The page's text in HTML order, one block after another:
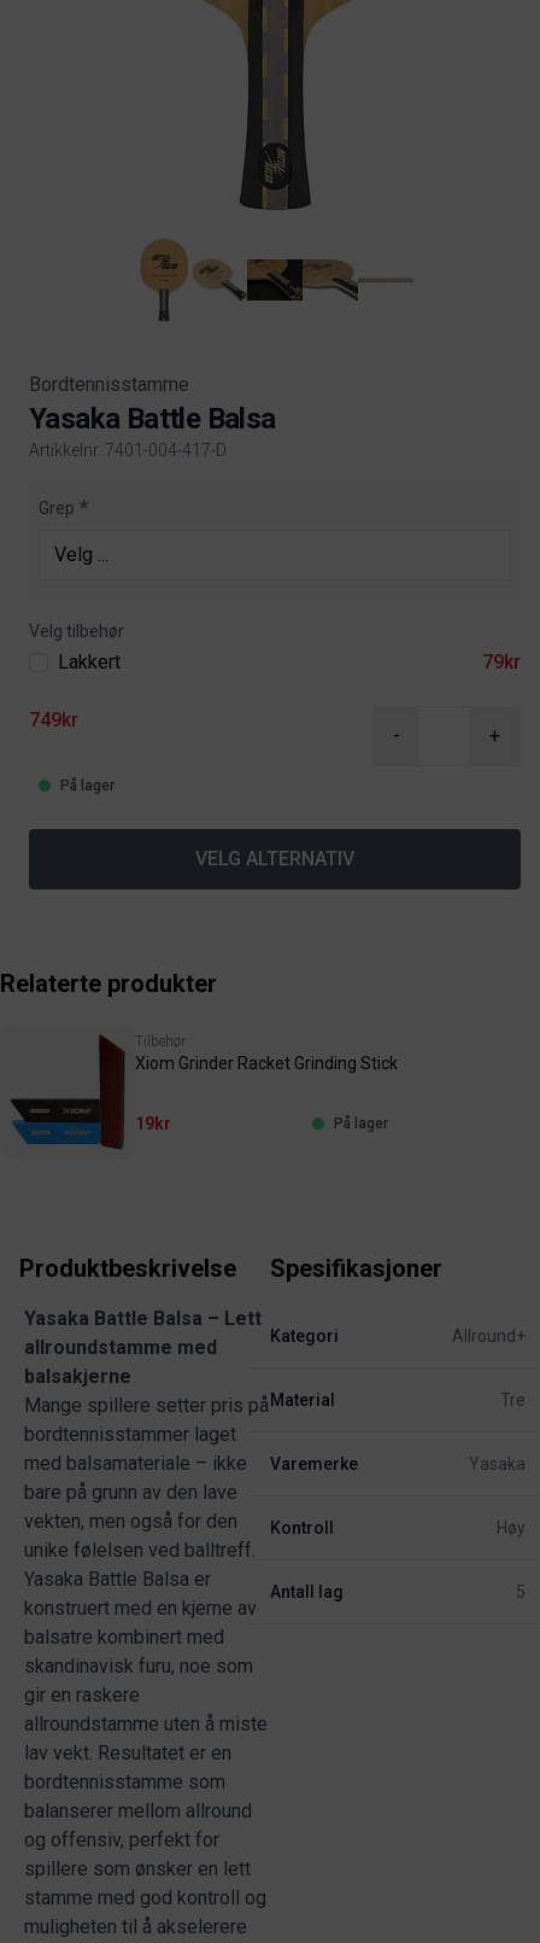
Bordtennisstamme
Yasaka Battle Balsa
Artikkelnr. 7401-004-417-D
Product information
Grep
Velg tilbehør
Lakkert 79kr
749kr
- +
På lager
VELG ALTERNATIV
Relaterte produkter
Tilbehør
Xiom Grinder Racket Grinding Stick
19kr På lager
Produktbeskrivelse
Yasaka Battle Balsa – Lett
allroundstamme med
balsakjerne
Mange spillere setter pris på
bordtennisstammer laget
med balsamateriale – ikke
bare på grunn av den lave
vekten, men også for den
unike følelsen ved balltreff.
Yasaka Battle Balsa er
konstruert med en kjerne av
balsatre kombinert med
skandinavisk furu, noe som
gir en raskere
allroundstamme uten å miste
lav vekt. Resultatet er en
bordtennisstamme som
balanserer mellom allround
og offensiv, perfekt for
spillere som ønsker en lett
stamme med god kontroll og
muligheten til å akselerere
Spesifikasjoner
Kategori Allround+
Material Tre
Varemerke Yasaka
Kontroll Høy
Antall lag 5